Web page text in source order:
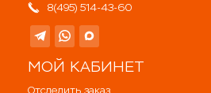
8(495) 514-43-60
МОЙ КАБИНЕТ
Отследить заказ